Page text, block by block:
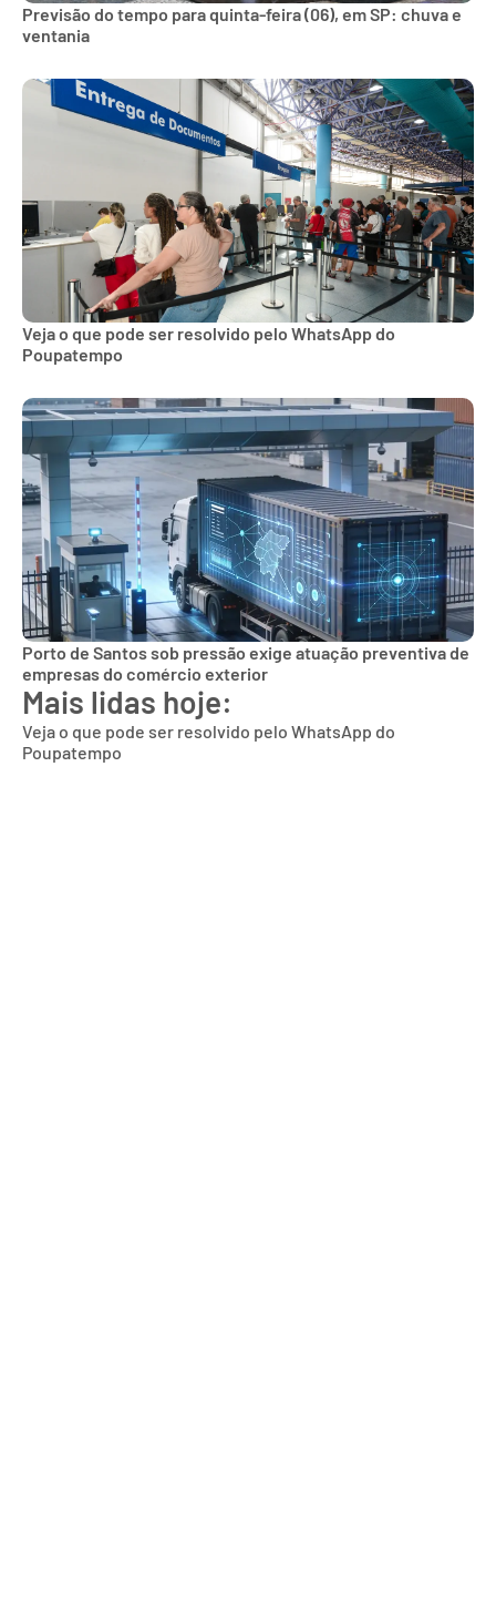
Previsão do tempo para quinta-feira (06), em SP: chuva e
ventania
Veja o que pode ser resolvido pelo WhatsApp do
Poupatempo
Porto de Santos sob pressão exige atuação preventiva de
empresas do comércio exterior
Mais lidas hoje:
Veja o que pode ser resolvido pelo WhatsApp do
Poupatempo